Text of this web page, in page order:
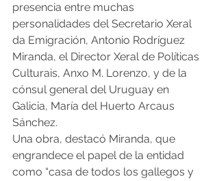
presencia entre muchas
personalidades del Secretario Xeral
da Emigración, Antonio Rodríguez
Miranda, el Director Xeral de Políticas
Culturais, Anxo M. Lorenzo, y de la
cónsul general del Uruguay en
Galicia, María del Huerto Arcaus
Sánchez.
Una obra, destacó Miranda, que
engrandece el papel de la entidad
como “casa de todos los gallegos y